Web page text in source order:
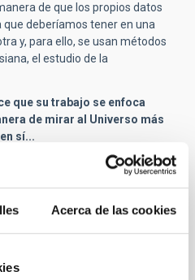
Acerca de las cookies
de que los propios datos
deberíamos tener en una
y, para ello, se usan métodos
el estudio de la
que su trabajo se enfoca
de mirar al Universo más
sí...
no emplean tanto
como en reflexionar sobre lo
mucho más tiempo en pensar y
en sí. Si tienen una idea
contesta sus dudas... “si